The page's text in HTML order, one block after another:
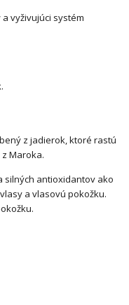
a vyživujúci systém
z jadierok, ktoré rastú
Maroka.
silných antioxidantov ako
a vlasovú pokožku.